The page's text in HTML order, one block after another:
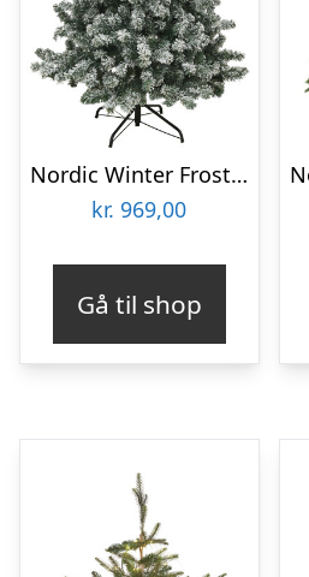
Nordic Winter Frost kunstigt juletræ med lys, 180 x 118 cm
kr. 969,00
Gå til shop